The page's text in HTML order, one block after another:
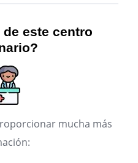
este centro
mucha más